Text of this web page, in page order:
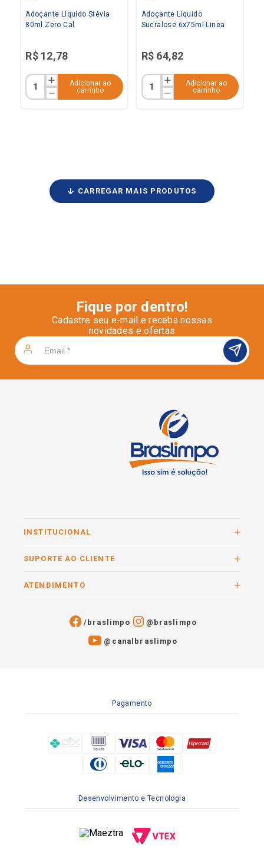
Adoçante Líquido Stévia
80ml Zero Cal
R$ 12,78
Adicionar ao
carrinho
Adoçante Líquido
Sucralose 6x75ml Linea
R$ 64,82
Adicionar ao
carrinho
Fique por dentro!
Cadastre seu e-mail e receba nossas
novidades e ofertas
INSTITUCIONAL
SUPORTE AO CLIENTE
ATENDIMENTO
/braslimpo @braslimpo
@canalbraslimpo​
Pagamento
Desenvolvimento e Tecnologia